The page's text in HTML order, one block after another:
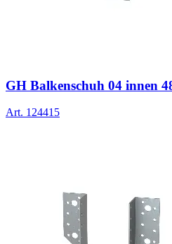
GH Balkenschuh 04 innen
Art. 124415